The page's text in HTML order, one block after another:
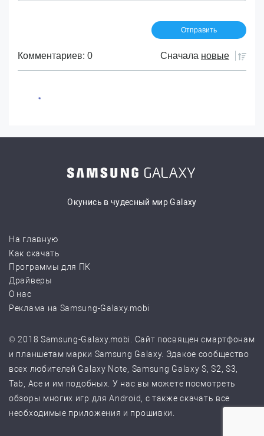
Комментариев: 0 Сначала новые
Окунись в чудесный мир Galaxy
На главную
Как скачать
Программы для ПК
Драйверы
О нас
Реклама на Samsung-Galaxy.mobi
© 2018 Samsung-Galaxy.mobi. Сайт посвящен смартфонам
и планшетам марки Samsung Galaxy. Эдакое сообщество
всех любителей Galaxy Note, Samsung Galaxy S, S2, S3,
Tab, Ace и им подобных. У нас вы можете посмотреть
обзоры многих игр для Android, с также скачать все
необходимые приложения и прошивки.